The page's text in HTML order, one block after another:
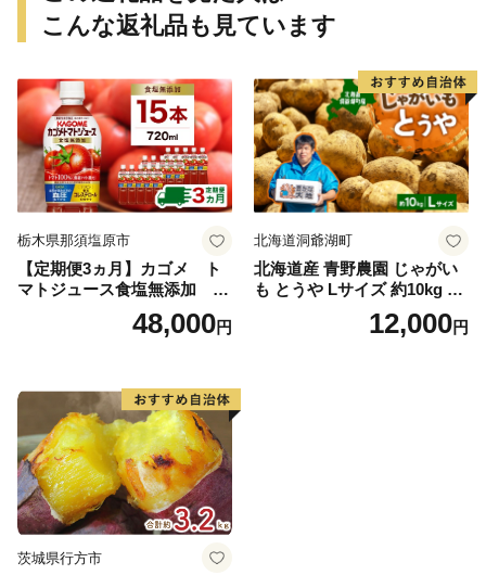
こんな返礼品も見ています
栃木県那須塩原市
【定期便3ヵ月】カゴメ ト
マトジュース食塩無添加 72
0ml PET×15本 1ケース 毎月
届く 3ヵ月 3回コース ns001-
48,000円
北海道洞爺湖町
北海道産 青野農園 じゃがい
も とうや Lサイズ 約10kg 20
26年10月初旬～12月下旬頃お
届け 先行予約 北海道 ジャガ
12,000円
茨城県行方市